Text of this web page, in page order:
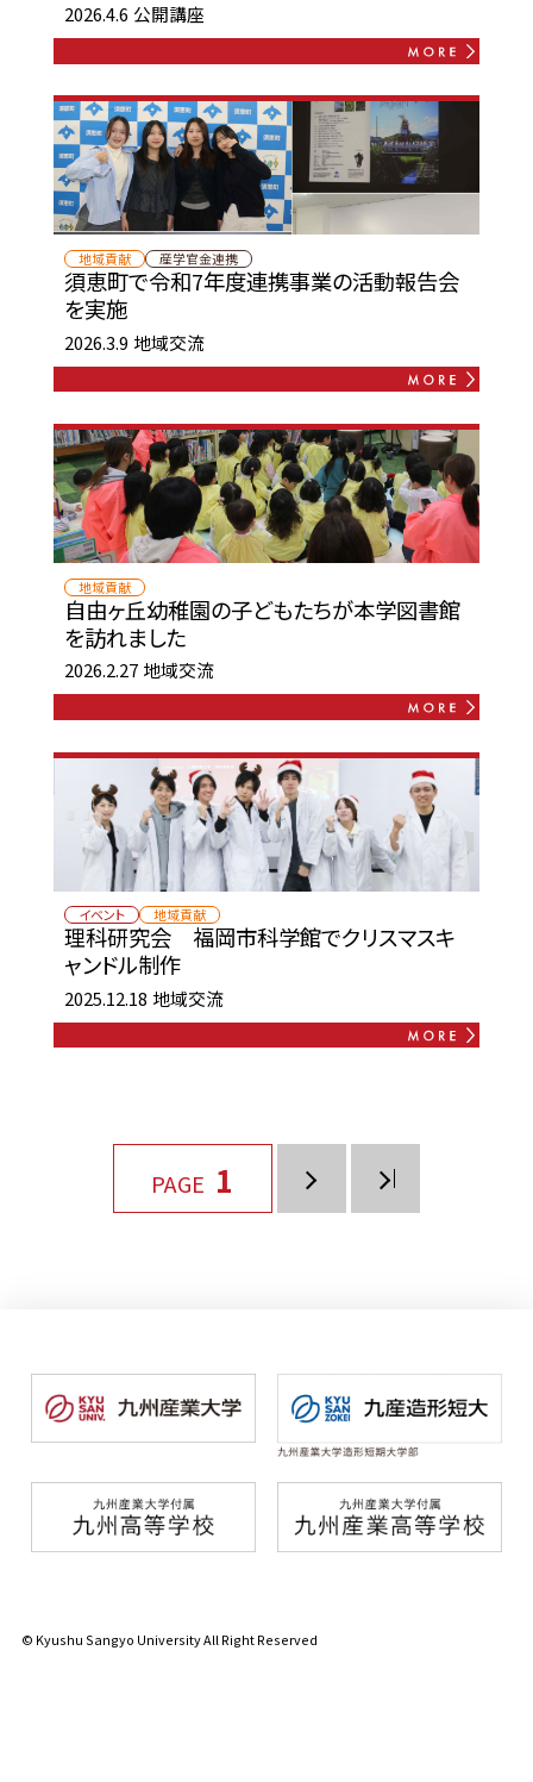
2026.4.6 公開講座
地域貢献 産学官金連携
須恵町で令和7年度連携事業の活動報告会
を実施
2026.3.9 地域交流
地域貢献
自由ヶ丘幼稚園の子どもたちが本学図書館
を訪れました
2026.2.27 地域交流
イベント 地域貢献
理科研究会 福岡市科学館でクリスマスキ
ャンドル制作
2025.12.18 地域交流
1
© Kyushu Sangyo University All Right Reserved